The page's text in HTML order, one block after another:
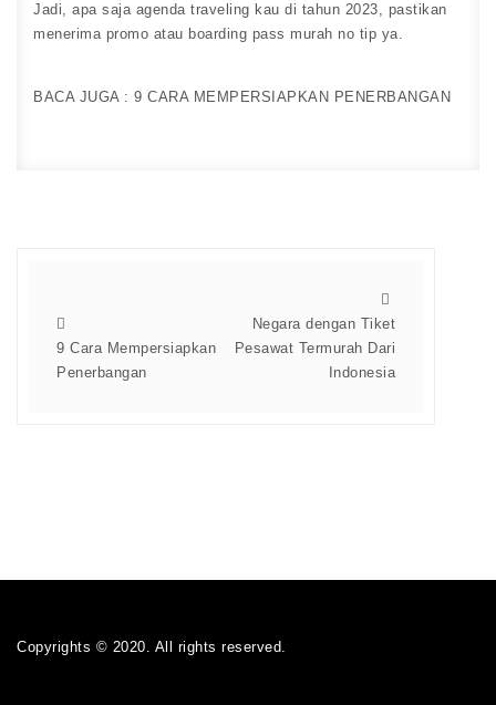
Jadi, apa saja agenda traveling kau di tahun 2023, pastikan
menerima promo atau boarding pass murah no tip ya.
BACA JUGA : 9 CARA MEMPERSIAPKAN PENERBANGAN
9 Cara Mempersiapkan
Penerbangan
Negara dengan Tiket
Pesawat Termurah Dari
Indonesia
Copyrights © 2020. All rights reserved.